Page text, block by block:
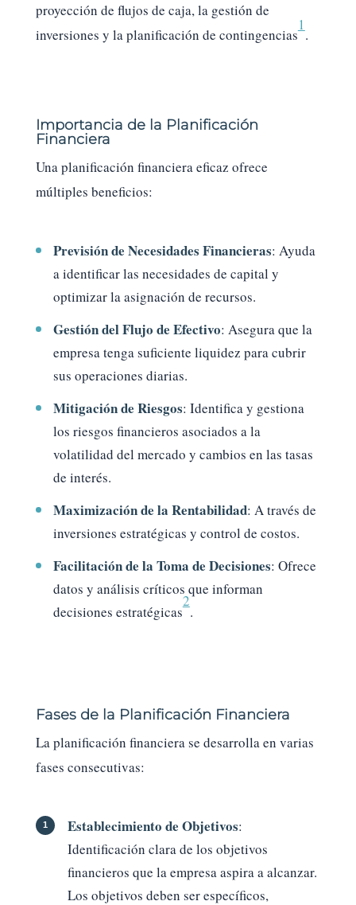
proyección de flujos de caja, la gestión de
inversiones y la planificación de contingencias
1
.
Importancia de la Planificación
Financiera
Una planificación financiera eficaz ofrece
múltiples beneficios:
Previsión de Necesidades Financieras: Ayuda
a identificar las necesidades de capital y
optimizar la asignación de recursos.
Gestión del Flujo de Efectivo: Asegura que la
empresa tenga suficiente liquidez para cubrir
sus operaciones diarias.
Mitigación de Riesgos: Identifica y gestiona
los riesgos financieros asociados a la
volatilidad del mercado y cambios en las tasas
de interés.
Maximización de la Rentabilidad: A través de
inversiones estratégicas y control de costos.
Facilitación de la Toma de Decisiones: Ofrece
datos y análisis críticos que informan
decisiones estratégicas
2
.
Fases de la Planificación Financiera
La planificación financiera se desarrolla en varias
fases consecutivas:
Establecimiento de Objetivos:
Identificación clara de los objetivos
financieros que la empresa aspira a alcanzar.
Los objetivos deben ser específicos,